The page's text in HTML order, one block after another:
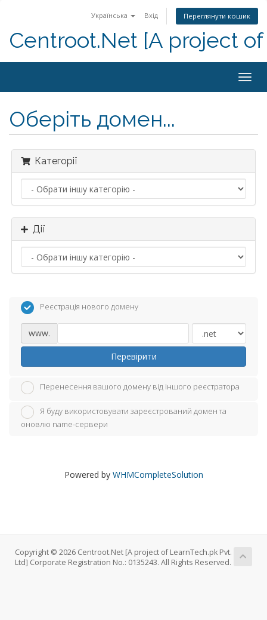
Українська Вхід Переглянути кошик
Centroot.Net [A project
Оберіть домен...
Категорії
Дії
Реєстрація нового домену
www.
Перевірити
Перенесення вашого домену від іншого реєстратора
Я буду використовувати зареєстрований домен та
оновлю name-сервери
Powered by WHMCompleteSolution
Copyright © 2026 Centroot.Net [A project of LearnTech.pk Pvt.
Ltd] Corporate Registration No.: 0135243. All Rights Reserved.